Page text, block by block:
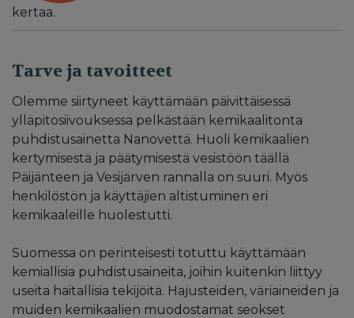
kertaa.
Tarve ja tavoitteet
Olemme siirtyneet käyttämään päivittäisessä
ylläpitosiivouksessa pelkästään kemikaalitonta
puhdistusainetta Nanovettä. Huoli kemikaalien
kertymisestä ja päätymisestä vesistöön täällä
Päijänteen ja Vesijärven rannalla on suuri. Myös
henkilöstön ja käyttäjien altistuminen eri
kemikaaleille huolestutti.
Suomessa on perinteisesti totuttu käyttämään
kemiallisia puhdistusaineita, joihin kuitenkin liittyy
useita haitallisia tekijöitä. Hajusteiden, väriaineiden ja
muiden kemikaalien muodostamat seokset